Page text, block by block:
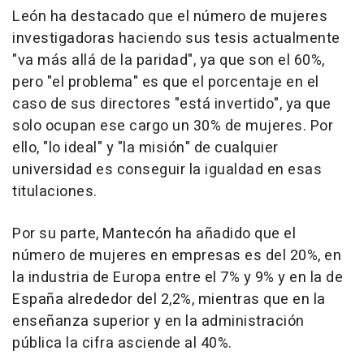
León ha destacado que el número de mujeres
investigadoras haciendo sus tesis actualmente
"va más allá de la paridad", ya que son el 60%,
pero "el problema" es que el porcentaje en el
caso de sus directores "está invertido", ya que
solo ocupan ese cargo un 30% de mujeres. Por
ello, "lo ideal" y "la misión" de cualquier
universidad es conseguir la igualdad en esas
titulaciones.
Por su parte, Mantecón ha añadido que el
número de mujeres en empresas es del 20%, en
la industria de Europa entre el 7% y 9% y en la de
España alrededor del 2,2%, mientras que en la
enseñanza superior y en la administración
pública la cifra asciende al 40%.